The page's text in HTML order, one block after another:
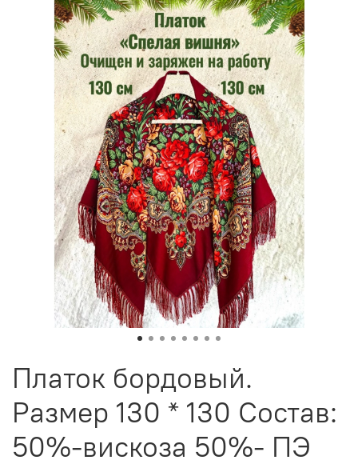
Платок бордовый.
Размер 130 * 130 Состав:
50%-вискоза 50%- ПЭ